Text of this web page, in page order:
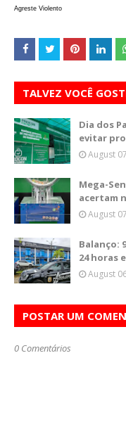
Agreste Violento
TALVEZ VOCÊ
Dia dos
evitar
August
Mega-
acertam
August
Balanço:
24 horas
August
POSTAR UM
0 Comentários